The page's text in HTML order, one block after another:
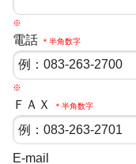
※
電話 ＊半角数字
※
ＦＡＸ ＊半角数字
E-mail